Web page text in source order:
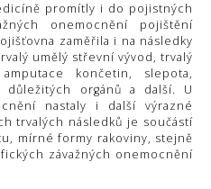
promítly i do pojistných
onemocnění pojištění
zaměřila i na následky
umělý střevní vývod, trvalý
končetin, slepota,
důležitých orgánů a další. U
nastaly i další výrazné
trvalých následků je součástí
mírné formy rakoviny, stejně
závažných onemocnění